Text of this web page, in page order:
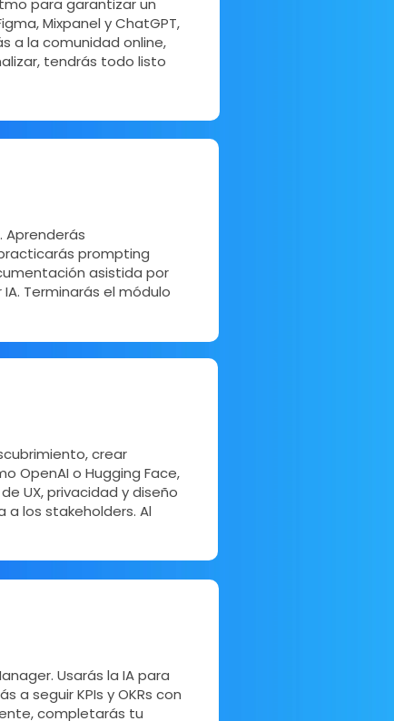
para garantizar un
Mixpanel y ChatGPT,
a la comunidad online,
tendrás todo listo
Aprenderás
prompting
asistida por
Terminarás el módulo
crear
OpenAI o Hugging Face,
UX, privacidad y diseño
los stakeholders. Al
Usarás la IA para
seguir KPIs y OKRs con
completarás tu